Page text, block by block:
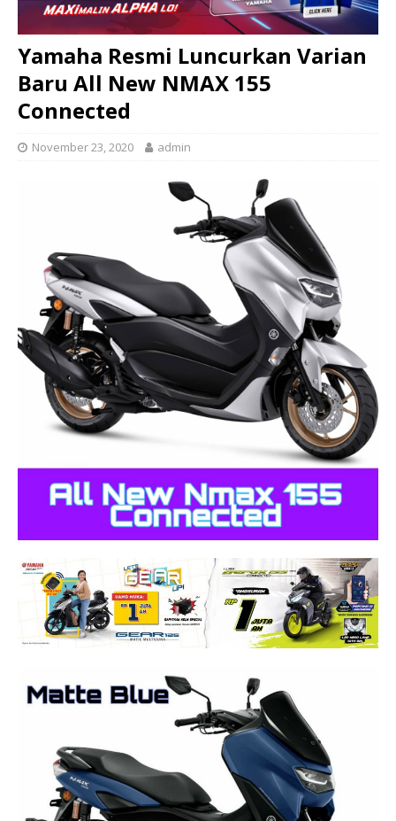
Yamaha Resmi Luncurkan Varian
Baru All New NMAX 155
Connected
November 23, 2020 admin